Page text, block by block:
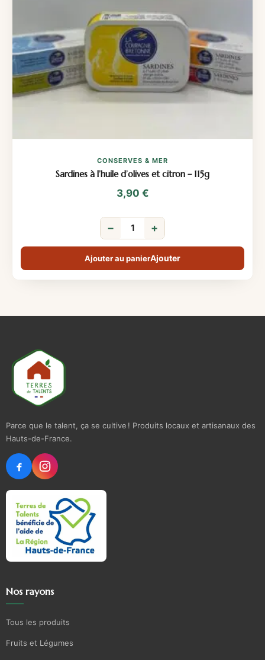
CONSERVES & MER
Sardines à l’huile d’olives et citron – 115g
3,90 €
− +
Ajouter au panier
Parce que le talent, ça se cultive ! Produits locaux et artisanaux des
Hauts-de-France.
Nos rayons
Tous les produits
Fruits et Légumes